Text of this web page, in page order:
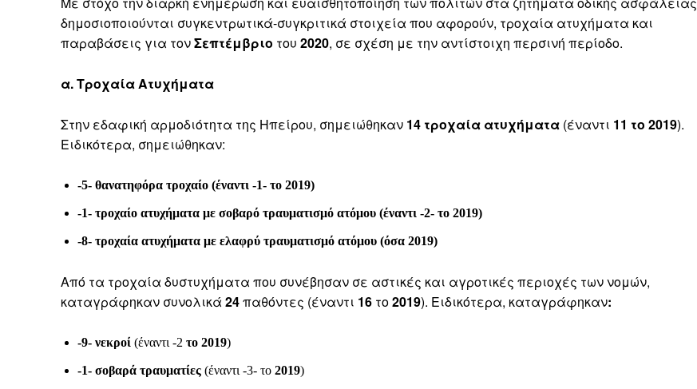
δημοσιοποιούνται συγκεντρωτικά-συγκριτικά στοιχεία που αφορούν, τροχαία ατυχήματα και
παραβάσεις για τονΣεπτέμβριο του 2020, σε σχέση με την αντίστοιχη περσινή περίοδο.
α. Τροχαία Ατυχήματα
Στην εδαφική αρμοδιότητα της Ηπείρου, σημειώθηκαν 14 τροχαία ατυχήματα (έναντι 11 το 2019).
Ειδικότερα, σημειώθηκαν:
-5- θανατηφόρα τροχαίο (έναντι -1- το 2019)
-1- τροχαίο ατυχήματα με σοβαρό τραυματισμό ατόμου (έναντι -2- το 2019)
-8- τροχαία ατυχήματα με ελαφρύ τραυματισμό ατόμου (όσα 2019)
Από τα τροχαία δυστυχήματα που συνέβησαν σε αστικές και αγροτικές περιοχές των νομών,
καταγράφηκαν συνολικά 24παθόντες (έναντι 16 το2019). Ειδικότερα, καταγράφηκαν:
-9- νεκροί (έναντι -2 το 2019)
-1- σοβαρά τραυματίες (έναντι -3- το 2019)